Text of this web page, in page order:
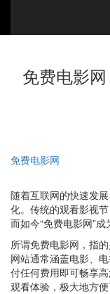
免费电影
免费电影网
随着互联网的快速发
化。传统的观看影视
而如今“免费电影网”
所谓免费电影网，指
网站通常涵盖电影、
付任何费用即可畅享
观看体验，极大地方便